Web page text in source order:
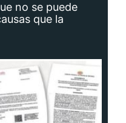
no se puede
que la